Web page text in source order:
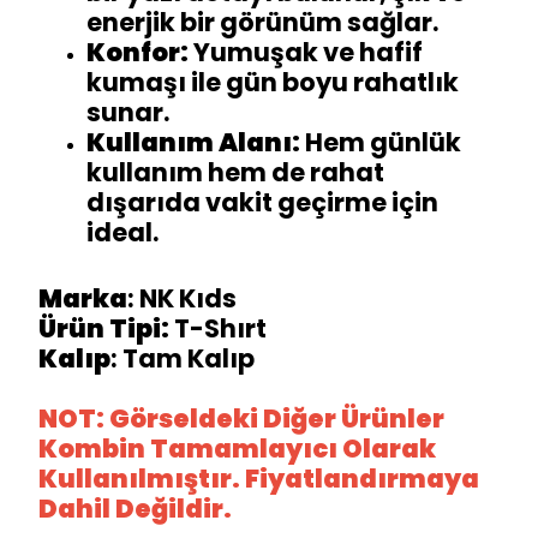
enerjik bir görünüm sağlar.
Konfor:Yumuşak ve hafif
kumaşı ile gün boyu rahatlık
sunar.
Kullanım Alanı: Hem günlük
kullanım hem de rahat
dışarıda vakit geçirme için
ideal.
Marka: NK Kıds
Ürün Tipi: T-Shırt
Kalıp: Tam Kalıp
NOT: Görseldeki Diğer Ürünler
Kombin Tamamlayıcı Olarak
Kullanılmıştır. Fiyatlandırmaya
Dahil Değildir.